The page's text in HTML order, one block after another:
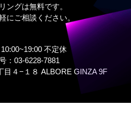
ングは無料です。
にご相談ください。
不定休
：03-6228-7881
⽬４−１８ ALBORE GINZA 9F